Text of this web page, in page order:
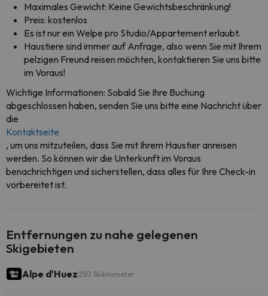
Maximales Gewicht: Keine Gewichtsbeschränkung!
Preis: kostenlos
Es ist nur ein Welpe pro Studio/Appartement erlaubt.
Haustiere sind immer auf Anfrage, also wenn Sie mit Ihrem
pelzigen Freund reisen möchten, kontaktieren Sie uns bitte
im Voraus!
Wichtige Informationen: Sobald Sie Ihre Buchung
abgeschlossen haben, senden Sie uns bitte eine Nachricht über
die
Kontaktseite
, um uns mitzuteilen, dass Sie mit Ihrem Haustier anreisen
werden. So können wir die Unterkunft im Voraus
benachrichtigen und sicherstellen, dass alles für Ihre Check-in
vorbereitet ist.
Entfernungen zu nahe gelegenen
Skigebieten
Alpe d'Huez 250 Skikilometer